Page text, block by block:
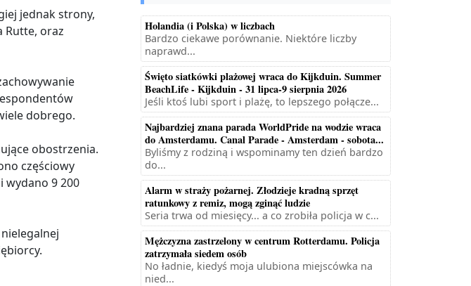
jednak strony,
Rutte, oraz
dobrego.
obostrzenia.
częściowy
wydano 9 200
Holandia (i Polska) w liczbach
Bardzo ciekawe porównanie. Niektóre liczby
naprawd...
Święto siatkówki plażowej wraca do Kijkduin. Summer
BeachLife - Kijkduin - 31 lipca-9 sierpnia 2026
Jeśli ktoś lubi sport i plażę, to lepszego połącze...
Najbardziej znana parada WorldPride na wodzie wraca
do Amsterdamu. Canal Parade - Amsterdam - sobota...
Byliśmy z rodziną i wspominamy ten dzień bardzo
do...
Alarm w straży pożarnej. Złodzieje kradną sprzęt
ratunkowy z remiz, mogą zginąć ludzie
Seria trwa od miesięcy... a co zrobiła policja w c...
Mężczyzna zastrzelony w centrum Rotterdamu. Policja
zatrzymała siedem osób
No ładnie, kiedyś moja ulubiona miejscówka na
nied...